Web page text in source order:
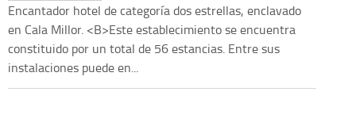
Encantador hotel de categoría dos estrellas, enclavado
en Cala Millor. <B>Este establecimiento se encuentra
constituido por un total de 56 estancias. Entre sus
instalaciones puede en...